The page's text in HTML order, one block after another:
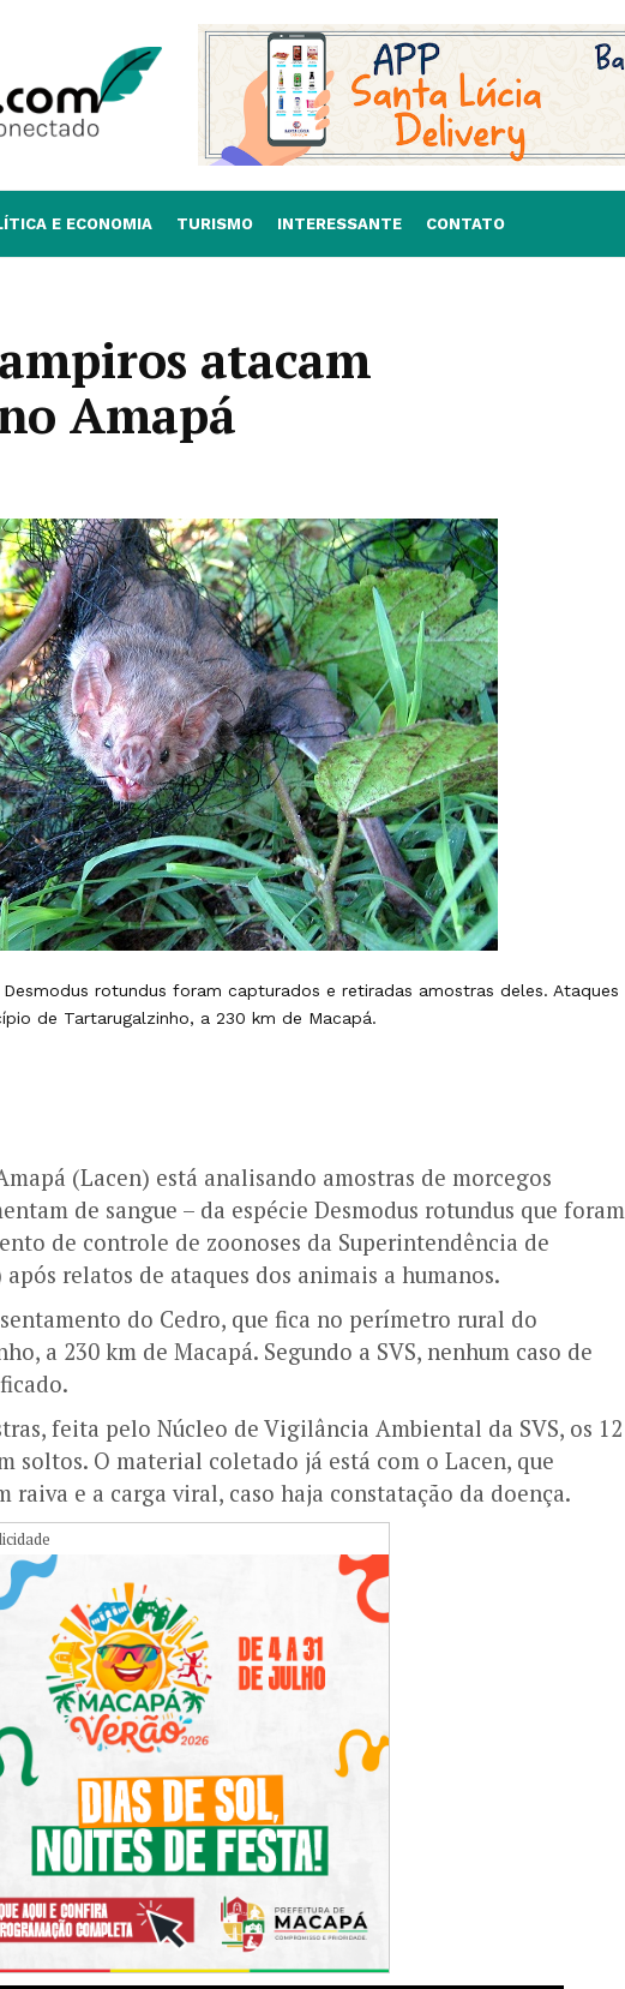
E ECONOMIA TURISMO INTERESSANTE CONTATO
atacam
Amapá
rotundus foram capturados e retiradas amostras deles. Ataques
de Tartarugalzinho, a 230 km de Macapá.
(Lacen) está analisando amostras de morcegos
de sangue – da espécie Desmodus rotundus que foram
de controle de zoonoses da Superintendência de
relatos de ataques dos animais a humanos.
do Cedro, que fica no perímetro rural do
a 230 km de Macapá. Segundo a SVS, nenhum caso de
feita pelo Núcleo de Vigilância Ambiental da SVS, os 12
soltos. O material coletado já está com o Lacen, que
raiva e a carga viral, caso haja constatação da doença.